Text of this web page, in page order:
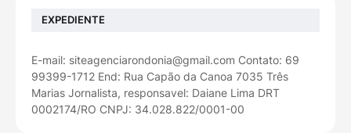
EXPEDIENTE
E-mail: siteagenciarondonia@gmail.com Contato: 69
99399-1712 End: Rua Capão da Canoa 7035 Três
Marias Jornalista, responsavel: Daiane Lima DRT
0002174/RO CNPJ: 34.028.822/0001-00